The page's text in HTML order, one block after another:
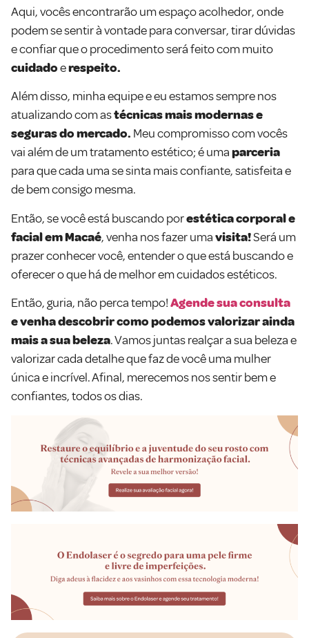
Aqui, vocês encontrarão um espaço acolhedor, onde
podem se sentir à vontade para conversar, tirar dúvidas
e confiar que o procedimento será feito com muito
cuidadoerespeito.
Além disso, minha equipe e eu estamos sempre nos
atualizando comastécnicas mais modernas e
seguras do mercado. Meu compromisso com vocês
vai além de um tratamento estético; é umaparceria
para que cada uma se sinta mais confiante, satisfeita e
de bem consigo mesma.
Então, se você está buscando porestética corporal e
facial em Macaé, venha nos fazer umavisita!Será um
prazer conhecer você, entender o que está buscando e
oferecer o que há de melhor em cuidados estéticos.
Então, guria, não perca tempo!Agende sua consulta
e venha descobrir como podemos valorizar ainda
mais a sua beleza. Vamos juntas realçar a sua beleza e
valorizar cada detalhe que faz de você uma mulher
única e incrível. Afinal, merecemos nos sentir bem e
confiantes, todos os dias.